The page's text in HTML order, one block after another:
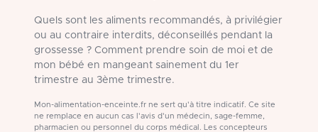
Quels sont les aliments recommandés, à privilégier
ou au contraire interdits, déconseillés pendant la
grossesse ? Comment prendre soin de moi et de
mon bébé en mangeant sainement du 1er
trimestre au 3ème trimestre.
Mon-alimentation-enceinte.fr ne sert qu'à titre indicatif. Ce site
ne remplace en aucun cas l'avis d'un médecin, sage-femme,
pharmacien ou personnel du corps médical. Les concepteurs